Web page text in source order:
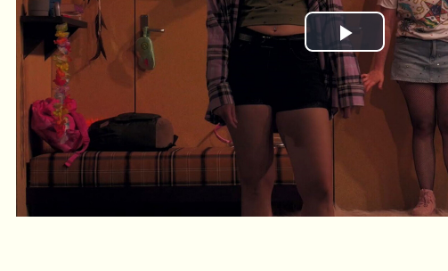
Play Video